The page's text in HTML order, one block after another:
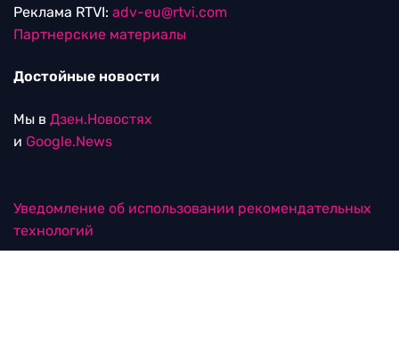
Реклама RTVI: adv-eu@rtvi.com
Партнерские материалы
Достойные новости
Мы в Дзен.Новостях
и Google.News
Уведомление об использовании рекомендательных
технологий